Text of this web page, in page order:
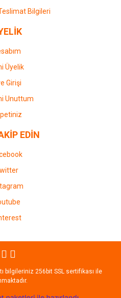
Bilgileri
Üyelik
Girişi
Unuttum
EDİN
bilgileriniz 256bit SSL sertifikası ile